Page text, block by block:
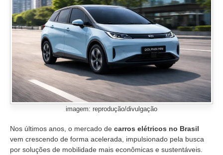
imagem: reprodução/divulgação
Nos últimos anos, o mercado de carros elétricos no Brasil
vem crescendo de forma acelerada, impulsionado pela busca
por soluções de mobilidade mais econômicas e sustentáveis.